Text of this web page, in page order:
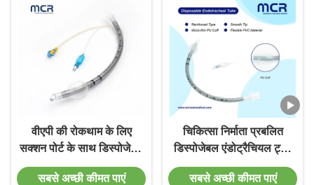
वीएपी की रोकथाम के लिए
सक्शन पोर्ट के साथ डिस्पोजेबल
प्रबलित एंडोट्रैकियल ट्यूब
सबसे अच्छी कीमत पाएं
चिकित्सा निर्माता प्रबलित
डिस्पोजेबल एंडोट्रैचियल ट्यूब
डीईएचपी मुक्त
सबसे अच्छी कीमत पाएं